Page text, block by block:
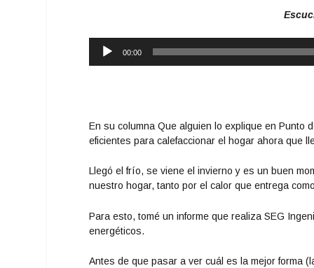
Reproductor
00:00
En su columna Que alguien lo explique en Punto
eficientes para calefaccionar el hogar ahora que
Llegó el frío, se viene el invierno y es un buen
nuestro hogar, tanto por el calor que entrega
Para esto, tomé un informe que realiza SEG
energéticos.
Antes de que pasar a ver cuál es la mejor forma